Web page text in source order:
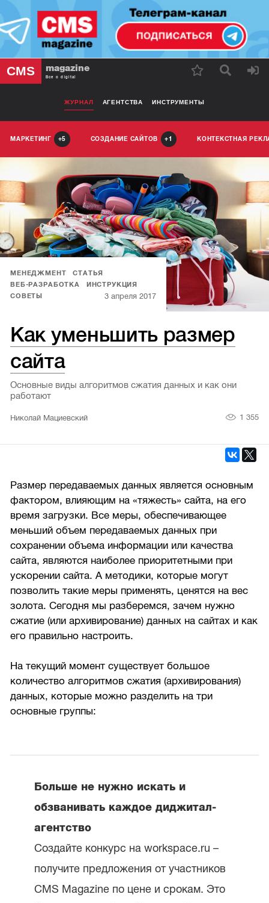
CMS magazine
Все о digital
ЖУРНАЛ АГЕНТСТВА ИНСТРУМЕНТЫ
МАРКЕТИНГ 5 СОЗДАНИЕ САЙТОВ 1 КОНТЕКСТНАЯ
МЕНЕДЖМЕНТ
СТАТЬЯ
ВЕБ-РАЗРАБОТКА
ИНСТРУКЦИЯ
СОВЕТЫ
3 апреля 2017
Как уменьшить размер
сайта
Основные виды алгоритмов сжатия данных и как они
работают
Николай Мациевский 1 355
Размер передаваемых данных является основным
фактором, влияющим на «тяжесть» сайта, на его
время загрузки. Все меры, обеспечивающее
меньший объем передаваемых данных при
сохранении объема информации или качества
сайта, являются наиболее приоритетными при
ускорении сайта. А методики, которые могут
позволить такие меры применять, ценятся на вес
золота. Сегодня мы разберемся, зачем нужно
сжатие (или архивирование) данных на сайтах и как
его правильно настроить.
На текущий момент существует большое
количество алгоритмов сжатия (архивирования)
данных, которые можно разделить на три
основные группы:
Больше не нужно искать и
обзванивать каждое диджитал-
агентство
Создайте конкурс на workspace.ru –
получите предложения от участников
CMS Magazine по цене и срокам. Это